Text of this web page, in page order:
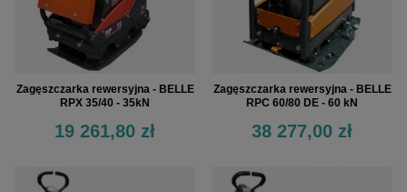
Zagęszczarka rewersyjna - BELLE
RPX 35/40 - 35kN
19 261,80 zł
Zagęszczarka rewersyjna - BELLE
RPC 60/80 DE - 60 kN
38 277,00 zł